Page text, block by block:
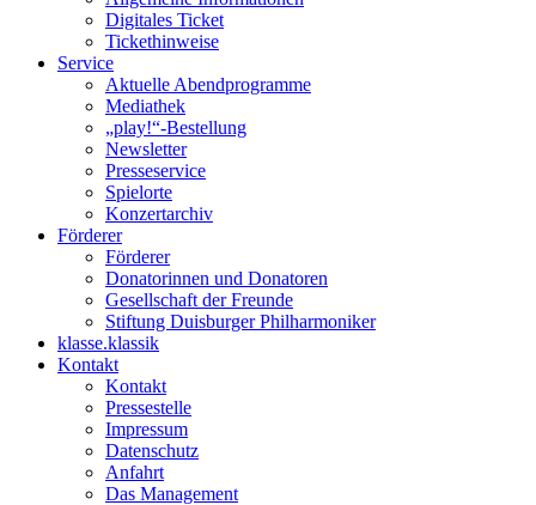
Digitales Ticket
Ticket­hinweise
Service
Aktuelle Abendprogramme
Mediathek
„play!“-Bestellung
Newsletter
Presseservice
Spielorte
Konzertarchiv
Förderer
Förderer
Donatorinnen und Donatoren
Gesellschaft der Freunde
Stiftung Duisburger Philharmoniker
klasse.klassik
Kontakt
Kontakt
Pressestelle
Impressum
Datenschutz
Anfahrt
Das Management